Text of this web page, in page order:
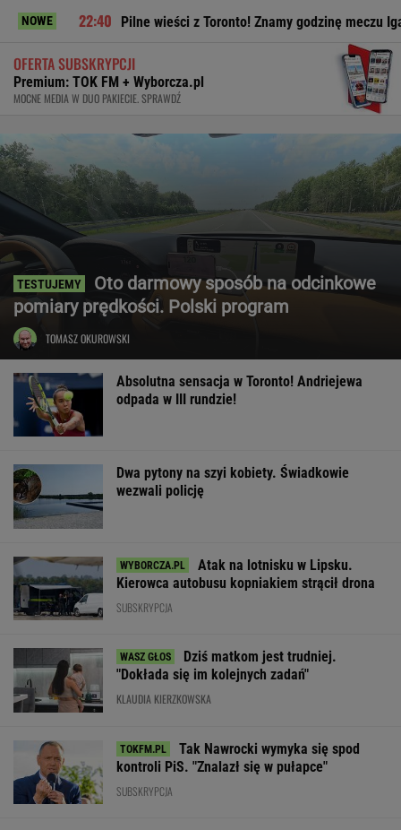
NOWE
Pilne wieści z Toronto! Znamy godzinę meczu Iga Świątek - Marta
OFERTA SUBSKRYPCJI
Premium: TOK FM + Wyborcza.pl
MOCNE MEDIA W DUO PAKIECIE. SPRAWDŹ
Oto darmowy sposób na odcinkowe
pomiary prędkości. Polski program
TOMASZ OKUROWSKI
Absolutna sensacja w Toronto! Andriejewa
odpada w III rundzie!
Dwa pytony na szyi kobiety. Świadkowie
wezwali policję
Atak na lotnisku w Lipsku.
Kierowca autobusu kopniakiem strącił drona
SUBSKRYPCJA
Dziś matkom jest trudniej.
"Dokłada się im kolejnych zadań"
KLAUDIA KIERZKOWSKA
Tak Nawrocki wymyka się spod
kontroli PiS. "Znalazł się w pułapce"
SUBSKRYPCJA